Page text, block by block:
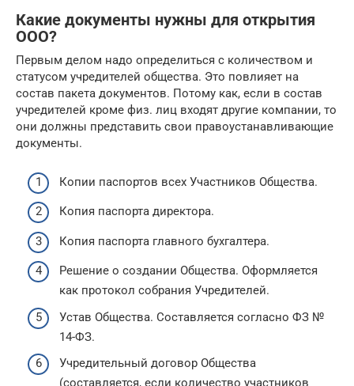
Какие документы нужны для открытия
ООО?
Первым делом надо определиться с количеством и
статусом учредителей общества. Это повлияет на
состав пакета документов. Потому как, если в состав
учредителей кроме физ. лиц входят другие компании, то
они должны представить свои правоустанавливающие
документы.
Копии паспортов всех Участников Общества.
Копия паспорта директора.
Копия паспорта главного бухгалтера.
Решение о создании Общества. Оформляется
как протокол собрания Учредителей.
Устав Общества. Составляется согласно ФЗ №
14-ФЗ.
Учредительный договор Общества
(составляется, если количество участников